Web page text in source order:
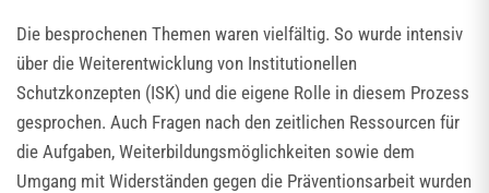
Die besprochenen Themen waren vielfältig. So wurde intensiv
über die Weiterentwicklung von Institutionellen
Schutzkonzepten (ISK) und die eigene Rolle in diesem Prozess
gesprochen. Auch Fragen nach den zeitlichen Ressourcen für
die Aufgaben, Weiterbildungsmöglichkeiten sowie dem
Umgang mit Widerständen gegen die Präventionsarbeit wurden